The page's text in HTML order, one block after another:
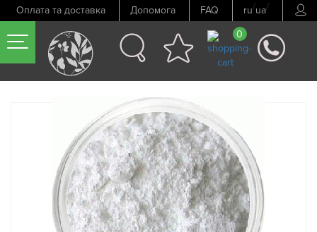
Оплата та доставка Допомога FAQ ru/ua/
0
Попередній товар Наступний товар